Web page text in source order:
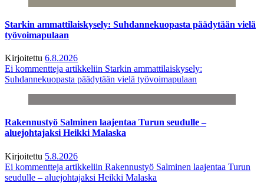
Starkin ammattilaiskysely: Suhdannekuopasta päädytään vielä
työvoimapulaan
Kirjoitettu 6.8.2026
Ei kommentteja artikkeliin Starkin ammattilaiskysely:
Suhdannekuopasta päädytään vielä työvoimapulaan
Rakennustyö Salminen laajentaa Turun seudulle –
aluejohtajaksi Heikki Malaska
Kirjoitettu 5.8.2026
Ei kommentteja artikkeliin Rakennustyö Salminen laajentaa Turun
seudulle – aluejohtajaksi Heikki Malaska